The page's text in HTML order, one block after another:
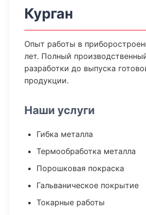
Курган
Опыт работы в
лет. Полный
разработки до выпуска
продукции.
Наши услуги
Гибка металла
Термообработка металла
Порошковая покраска
Гальваническое покрытие
Токарные работы